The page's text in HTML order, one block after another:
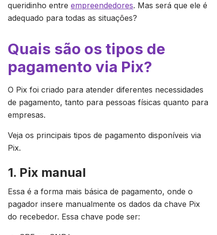
queridinho entre empreendedores. Mas será que ele é
adequado para todas as situações?
Quais são os tipos de
pagamento via Pix?
O Pix foi criado para atender diferentes necessidades
de pagamento, tanto para pessoas físicas quanto para
empresas.
Veja os principais tipos de pagamento disponíveis via
Pix.
1. Pix manual
Essa é a forma mais básica de pagamento, onde o
pagador insere manualmente os dados da chave Pix
do recebedor. Essa chave pode ser: